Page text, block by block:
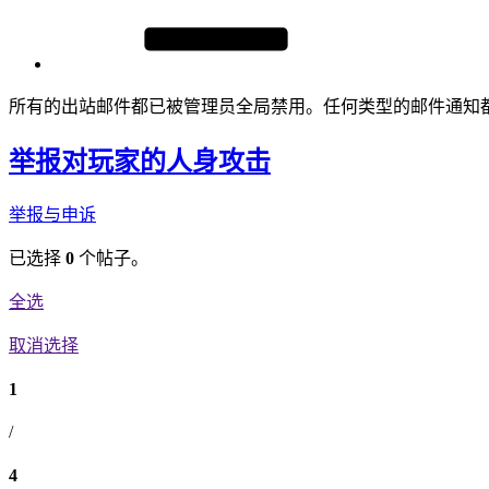
所有的出站邮件都已被管理员全局禁用。任何类型的邮件通知
举报对玩家的人身攻击
举报与申诉
已选择 0 个帖子。
全选
取消选择
1
/
4